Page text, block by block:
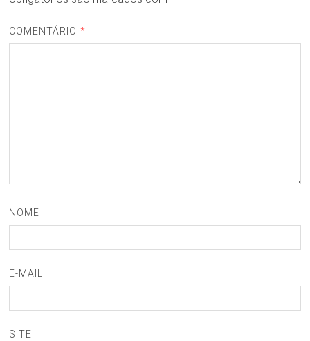
COMENTÁRIO *
NOME
E-MAIL
SITE